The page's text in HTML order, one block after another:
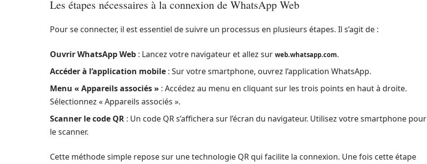
Les étapes nécessaires à la connexion de WhatsApp Web
Pour se connecter, il est essentiel de suivre un processus en plusieurs étapes. Il s’agit de :
Ouvrir WhatsApp Web : Lancez votre navigateur et allez sur web.whatsapp.com.
Accéder à l’application mobile : Sur votre smartphone, ouvrez l’application WhatsApp.
Menu « Appareils associés » : Accédez au menu en cliquant sur les trois points en haut à droite.
Sélectionnez « Appareils associés ».
Scanner le code QR : Un code QR s’affichera sur l’écran du navigateur. Utilisez votre smartphone pour
le scanner.
Cette méthode simple repose sur une technologie QR qui facilite la connexion. Une fois cette étape